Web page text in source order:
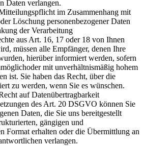
Daten verlangen.
im Zusammenhang mit
Löschung personenbezogener Daten
der Verarbeitung
aus Art. 16, 17 oder 18 von Ihnen
müssen alle Empfänger, denen Ihre
hierüber informiert werden, sofern
mit unverhältnismäßig hohem
ist. Sie haben das Recht, über die
zu werden, wenn Sie es wünschen.
auf Datenübertragbarkeit
des Art. 20 DSGVO können Sie
Daten, die Sie uns bereitgestellt
gängigen und
Format erhalten oder die Übermittlung an
verlangen.